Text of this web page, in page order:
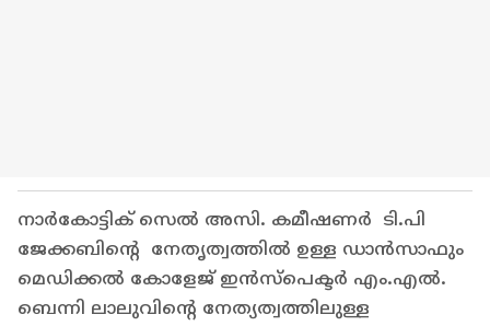
നാർകോട്ടിക് സെൽ അസി. കമീഷണർ ടി.പി
ജേക്കബിന്റെ നേതൃത്വത്തിൽ ഉള്ള ഡാൻസാഫും
മെഡിക്കൽ കോളേജ് ഇൻസ്പെക്ടർ എം.എൽ.
ബെന്നി ലാലുവിന്റെ നേത്യത്വത്തിലുള്ള